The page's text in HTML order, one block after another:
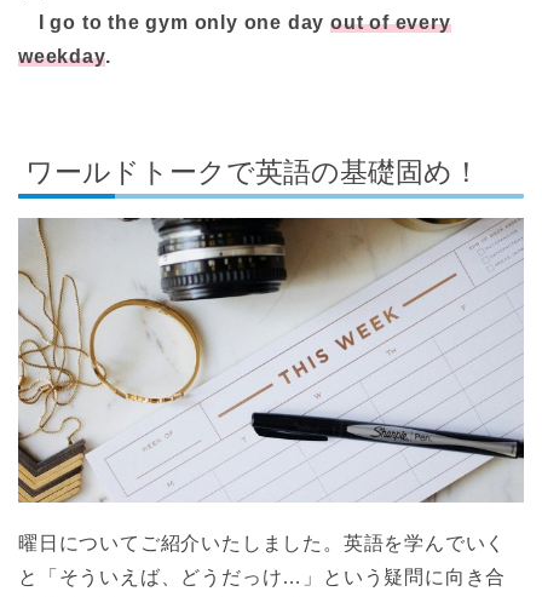
I go to the gym only one dayout of every
weekday.
ワールドトークで英語の基礎固め！
曜日についてご紹介いたしました。英語を学んでいく
と「そういえば、どうだっけ…」という疑問に向き合